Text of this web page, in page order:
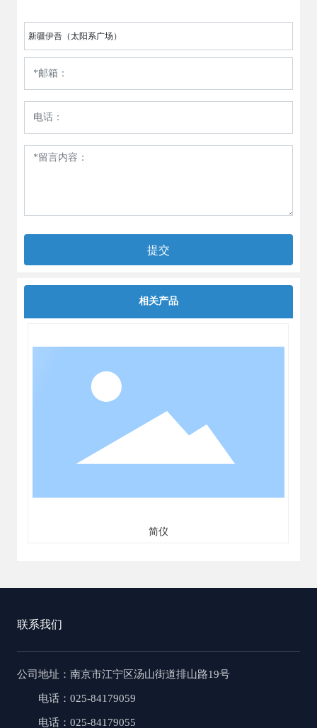
新疆伊吾（太阳系广场）
提交
相关产品
简仪
联系我们
公司地址 ：南京市江宁区汤山街道排山路19号
电话：025-84179059
电话：025-84179055